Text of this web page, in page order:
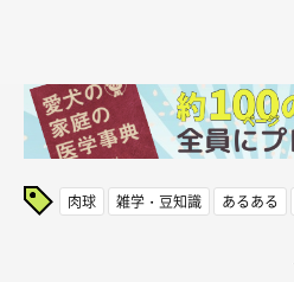
肉球 雑学・豆知識 あるある